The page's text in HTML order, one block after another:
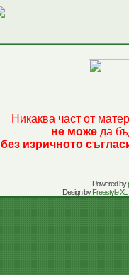
Никаква част от
не може да
без изричното
Powered by
Design byFreestyle XL